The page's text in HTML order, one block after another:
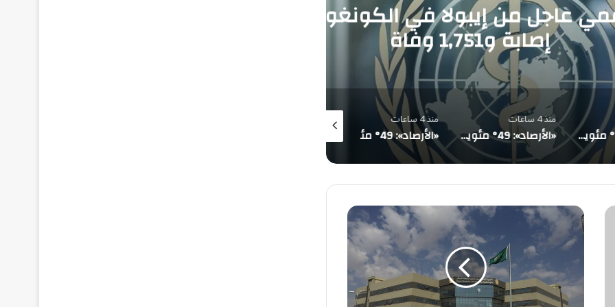
تحذير أممي عاجل من إيبولا في الكونغو.. 3,874
«الأرصاد»: 49° مئوية في الدمام وأمطار رعدية على 5 مناطق ورياح تثير الأتربة
منذ 4 ساعات
«الأرصاد»: 49° مئوية في الدمام وأمطار رعدية على 5 مناطق ورياح تثير الأتربة «الأرصاد»: 49° مئوية في الدمام وأمطار رعدية على 5 مناطق ورياح تثير الأتربة
منذ 4 ساعات
وظائف
شاغرة
للسائقين
بصحة
الرياض